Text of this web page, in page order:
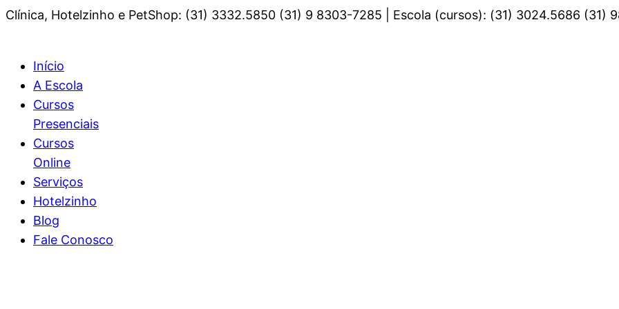
Clínica, Hotelzinho e PetShop: (31) 3332.5850 (31) 9 8303-7285 | Escola (cursos): (31) 3024.5686 (31)
Início
A Escola
Cursos
Presenciais
Cursos
Online
Serviços
Hotelzinho
Blog
Fale Conosco